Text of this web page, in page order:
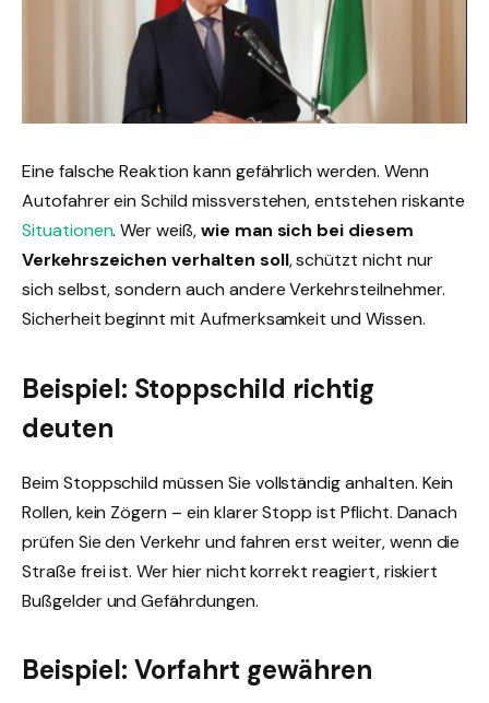
Eine falsche Reaktion kann gefährlich werden. Wenn
Autofahrer ein Schild missverstehen, entstehen riskante
Situationen. Wer weiß,wie man sich bei diesem
Verkehrszeichen verhalten soll, schützt nicht nur
sich selbst, sondern auch andere Verkehrsteilnehmer.
Sicherheit beginnt mit Aufmerksamkeit und Wissen.
Beispiel: Stoppschild richtig
deuten
Beim Stoppschild müssen Sie vollständig anhalten. Kein
Rollen, kein Zögern – ein klarer Stopp ist Pflicht. Danach
prüfen Sie den Verkehr und fahren erst weiter, wenn die
Straße frei ist. Wer hier nicht korrekt reagiert, riskiert
Bußgelder und Gefährdungen.
Beispiel: Vorfahrt gewähren